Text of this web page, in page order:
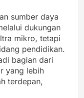
sumber daya
dukungan
mikro, tetapi
pendidikan.
bagian dari
yang lebih
terdepan,